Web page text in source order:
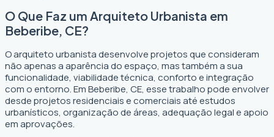
O Que Faz um Arquiteto Urbanista em
Beberibe, CE?
O arquiteto urbanista desenvolve projetos que consideram
não apenas a aparência do espaço, mas também a sua
funcionalidade, viabilidade técnica, conforto e integração
com o entorno. Em Beberibe, CE, esse trabalho pode envolver
desde projetos residenciais e comerciais até estudos
urbanísticos, organização de áreas, adequação legal e apoio
em aprovações.